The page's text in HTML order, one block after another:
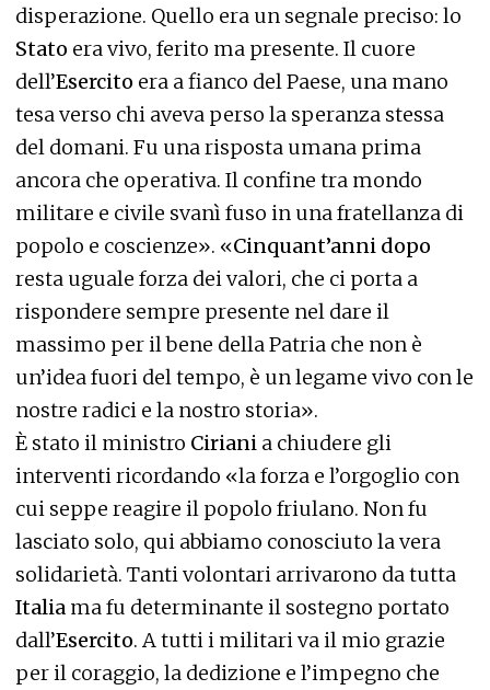
disperazione. Quello era un segnale preciso: lo
Stato era vivo, ferito ma presente. Il cuore
dell’Esercito era a fianco del Paese, una mano
tesa verso chi aveva perso la speranza stessa
del domani. Fu una risposta umana prima
ancora che operativa. Il confine tra mondo
militare e civile svanì fuso in una fratellanza di
popolo e coscienze». «Cinquant’anni dopo
resta uguale forza dei valori, che ci porta a
rispondere sempre presente nel dare il
massimo per il bene della Patria che non è
un’idea fuori del tempo, è un legame vivo con le
nostre radici e la nostro storia».
È stato il ministro Ciriani a chiudere gli
interventi ricordando «la forza e l’orgoglio con
cui seppe reagire il popolo friulano. Non fu
lasciato solo, qui abbiamo conosciuto la vera
solidarietà. Tanti volontari arrivarono da tutta
Italia ma fu determinante il sostegno portato
dall’Esercito. A tutti i militari va il mio grazie
per il coraggio, la dedizione e l’impegno che